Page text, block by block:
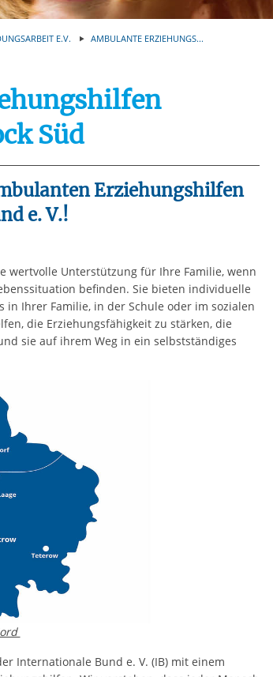
erstreckt sich nicht auf notwendige Cookies, die
und daher unabhängig von einer
E.V. AMBULANTE ERZIEHUNGS...
Süd
Erziehungshilfen
e. V.!
wertvolle Unterstützung für Ihre Familie, wenn
befinden. Sie bieten individuelle
in Ihrer Familie, in der Schule oder im sozialen
die Erziehungsfähigkeit zu stärken, die
sie auf ihrem Weg in ein selbstständiges
Internationale Bund e. V. (IB) mit einem